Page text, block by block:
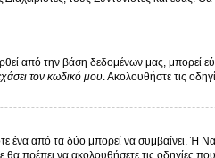
από την βάση δεδομένων μας, μπορεί
τον κωδικό μου. Ακολουθήστε τις
ένα από τα δύο μπορεί να συμβαίνει. Ή
πρέπει να ακολουθήσετε τις οδηγίες